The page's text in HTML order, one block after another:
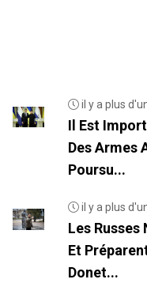
il y a plus
Il Est
Des Armes
Poursu...
il y a plus
Les Russes
Et
Donet...